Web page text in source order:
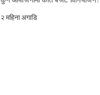
२ महिना अगाडि